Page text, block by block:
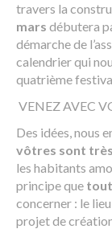
travers la
mars débutera
démarche de
calendrier qui
quatrième
VENEZ AVEC
Des idées, nous
vôtres sont
les habitants
principe que
concerner : le
projet de